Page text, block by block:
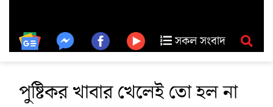
সকল সংবাদ
পুষ্টিকর খাবার খেলেই তো হল না